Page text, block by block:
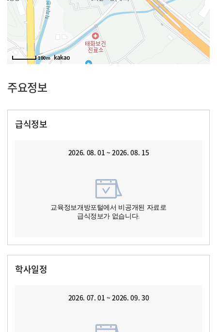
100m
주요정보
급식정보
2026. 08. 01 ~ 2026. 08. 15
교육정보개방포털에서 비공개된 자료로
급식정보가 없습니다.
학사일정
2026. 07. 01 ~ 2026. 09. 30